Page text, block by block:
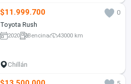
$11.999.700
0
Toyota Rush
2020 Bencina 43000 km
Chillán